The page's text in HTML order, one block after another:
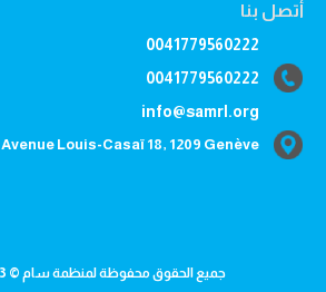
أتصل بنا
0041779560222
0041779560222
info@samrl.org
Avenue Louis-Casaï 18, 1209 Genève
جميع الحقوق محفوظة لمنظمة سام © 2023، تصميم وتطوير